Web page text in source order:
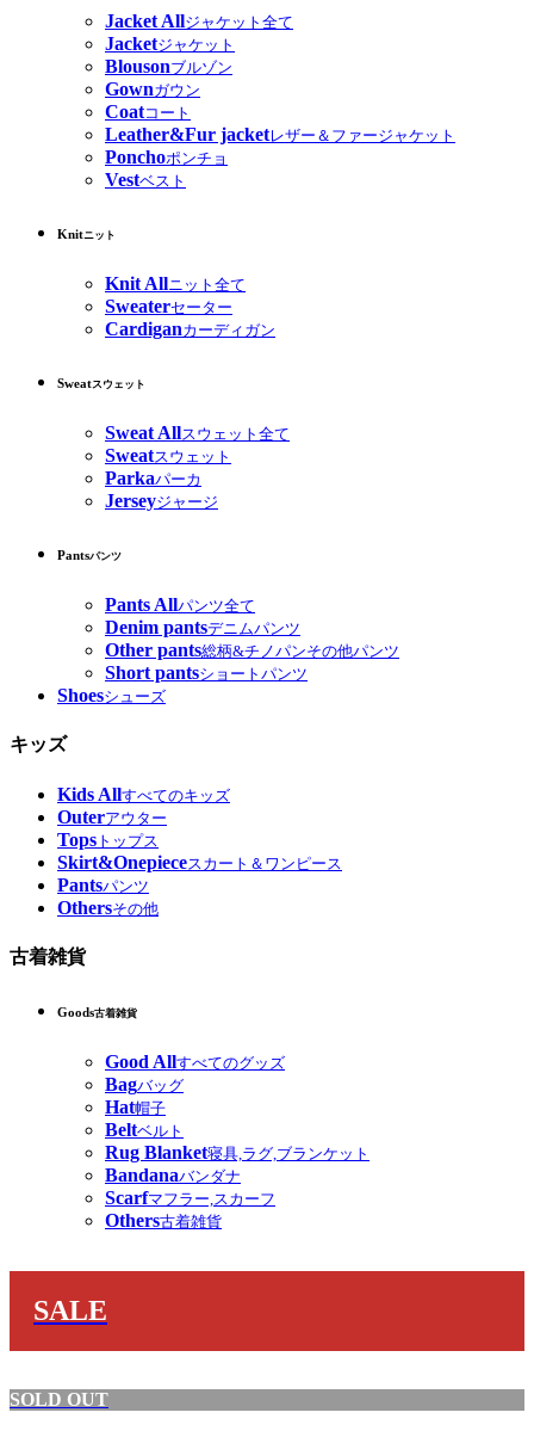
Jacket Allジャケット全て
Jacketジャケット
Blousonブルゾン
Gownガウン
Coatコート
Leather&Fur jacketレザー＆ファージャケット
Ponchoポンチョ
Vestベスト
Knitニット
Knit Allニット全て
Sweaterセーター
Cardiganカーディガン
Sweatスウェット
Sweat Allスウェット全て
Sweatスウェット
Parkaパーカ
Jerseyジャージ
Pantsパンツ
Pants Allパンツ全て
Denim pantsデニムパンツ
Other pants総柄&チノパンその他パンツ
Short pantsショートパンツ
Shoesシューズ
キッズ
Kids Allすべてのキッズ
Outerアウター
Tops トップス
Skirt&Onepieceスカート＆ワンピース
Pantsパンツ
Othersその他
古着雑貨
Goods古着雑貨
Good Allすべてのグッズ
Bagバッグ
Hat帽子
Beltベルト
Rug Blanket寝具,ラグ,ブランケット
Bandanaバンダナ
Scarfマフラー,スカーフ
Others古着雑貨
SALE
SOLD OUT